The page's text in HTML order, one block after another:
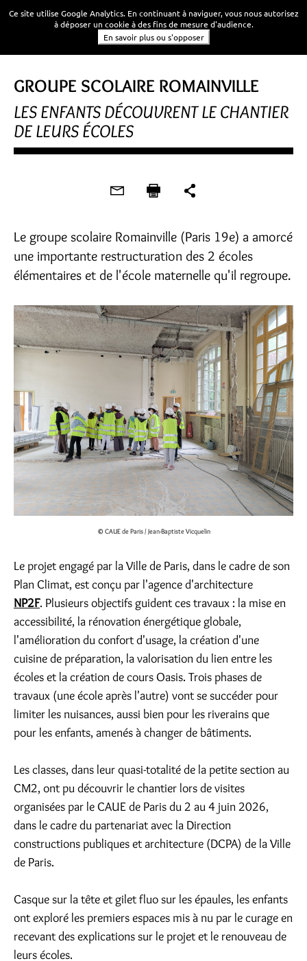
GROUPE SCOLAIRE ROMAINVILLE
LES ENFANTS DÉCOUVRENT LE CHANTIER
DE LEURS ÉCOLES
Le groupe scolaire Romainville (Paris 19e) a amorcé
une importante restructuration des 2 écoles
élémentaires et de l'école maternelle qu'il regroupe.
© CAUE de Paris / Jean-Baptiste Vicquelin
Le projet engagé par la Ville de Paris, dans le cadre de son
Plan Climat, est conçu par l'agence d'architecture
NP2F. Plusieurs objectifs guident ces travaux : la mise en
accessibilité, la rénovation énergétique globale,
l'amélioration du confort d'usage, la création d'une
cuisine de préparation, la valorisation du lien entre les
écoles et la création de cours Oasis. Trois phases de
travaux (une école après l'autre) vont se succéder pour
limiter les nuisances, aussi bien pour les riverains que
pour les enfants, amenés à changer de bâtiments.
Les classes, dans leur quasi-totalité de la petite section au
CM2, ont pu découvrir le chantier lors de visites
organisées par le CAUE de Paris du 2 au 4 juin 2026,
dans le cadre du partenariat avec la Direction
constructions publiques et architecture (DCPA) de la Ville
de Paris.
Casque sur la tête et gilet fluo sur les épaules, les enfants
ont exploré les premiers espaces mis à nu par le curage en
recevant des explications sur le projet et le renouveau de
leurs écoles.
Ce site utilise Google Analytics. En continuant à naviguer, vous nous autorisez
à déposer un cookie à des fins de mesure d'audience.
En savoir plus ou s'opposer